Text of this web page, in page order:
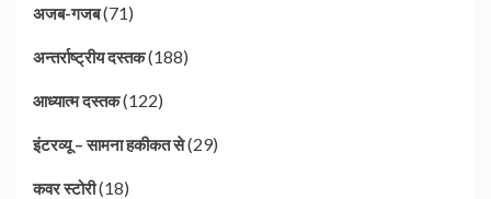
अजब-गजब(71)
अन्तर्राष्ट्रीय दस्तक(188)
आध्यात्म दस्तक(122)
इंटरव्यू – सामना हकीकत से(29)
कवर स्टोरी(18)